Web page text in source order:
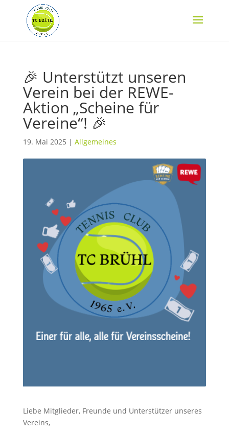
🎉 Unterstützt unseren
Verein bei der REWE-
Aktion „Scheine für
Vereine“! 🎉
19. Mai 2025 | Allgemeines
Liebe Mitglieder, Freunde und Unterstützer unseres
Vereins,